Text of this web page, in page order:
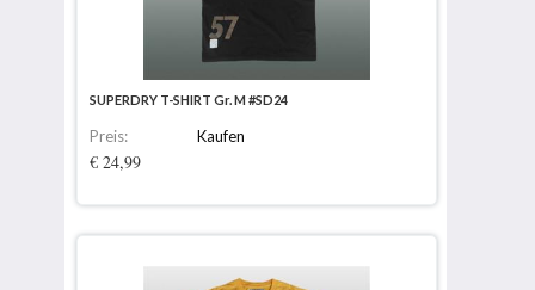
SUPERDRY T-SHIRT Gr. M #SD24
Preis:
€ 24,99
Kaufen